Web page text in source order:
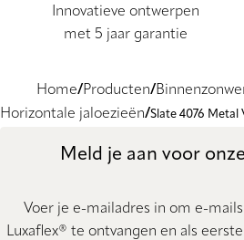
Innovatieve ontwerpen
met 5 jaar garantie
Home Producten
Horizontale jaloezieën Slate 4076 Metal
Meld je aan voor
Voer je e-mailadres in om e-
Luxaflex® te ontvangen en als